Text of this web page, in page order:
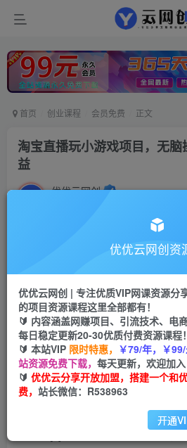
首页 创业课程 会员免费 正文
淘宝直播玩小游戏项目，无
益
优优云网创
云币 9.9 云币
会员免费
立即购买
您当前未登录！建议登
优优云网创资
优优云网创 | 专注优质VIP网课资源分
的项目资源课程这里全部都有！
🔰 内容涵盖网赚项目、引流技术、电
每日稳定更新20-30优质付费资源课程！
🔰 本站VIP 限时特惠， ￥79/年，￥
站资源免费下载， 每天更新，欢迎加入
🔰 优优云分享开放加盟，搭建一个和
费， 站长微信：R538963
开通